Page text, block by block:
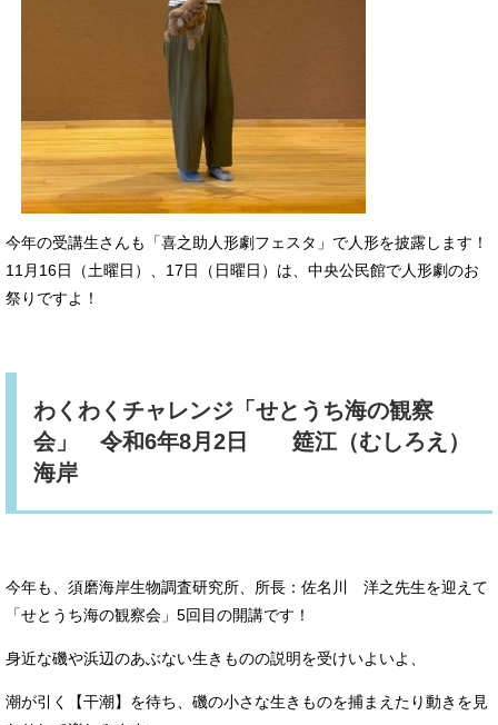
今年の受講生さんも「喜之助人形劇フェスタ」で人形を披露します！
11月16日（土曜日）、17日（日曜日）は、中央公民館で人形劇のお
祭りですよ！
わくわくチャレンジ「せとうち海の観察
会」 令和6年8月2日 筵江（むしろえ）
海岸
今年も、須磨海岸生物調査研究所、所長：佐名川 洋之先生を迎えて
「せとうち海の観察会」5回目の開講です！
身近な磯や浜辺のあぶない生きものの説明を受けいよいよ、
潮が引く【干潮】を待ち、磯の小さな生きものを捕まえたり動きを見